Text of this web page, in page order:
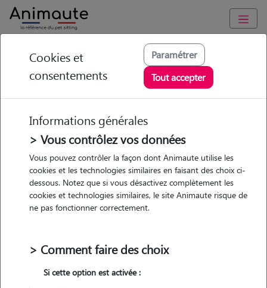
Animaute Normandie Carentan les Marais
Camille - Petsitter à
APPEVILLE
• 23 ans
Véhiculé
Cookies et
consentements
Paramétrer
Tout accepter
Informations générales
> Vous contrôlez vos données
Vous pouvez contrôler la façon dont Animaute utilise les
cookies et les technologies similaires en faisant des choix ci-
dessous. Notez que si vous désactivez complètement les
cookies et technologies similaires, le site Animaute risque de
ne pas fonctionner correctement.
> Comment faire des choix
Si cette option est activée :